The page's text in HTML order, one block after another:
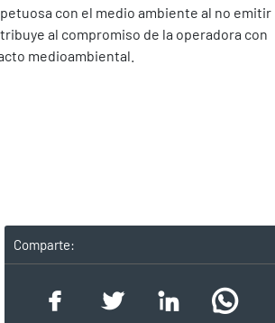
con el medio ambiente al no emitir
al compromiso de la operadora con
medioambiental.
Comparte: